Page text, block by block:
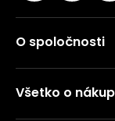
O spoločnosti
Všetko o